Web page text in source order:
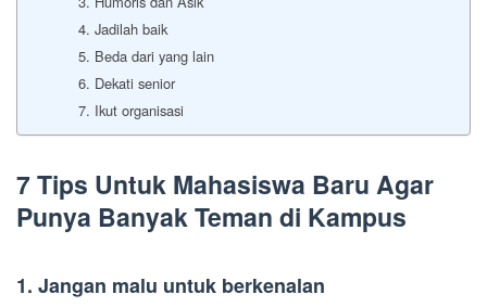
4. Jadilah baik
5. Beda dari yang lain
6. Dekati senior
7. Ikut organisasi
7 Tips Untuk Mahasiswa Baru Agar
Punya Banyak Teman di Kampus
1. Jangan malu untuk berkenalan